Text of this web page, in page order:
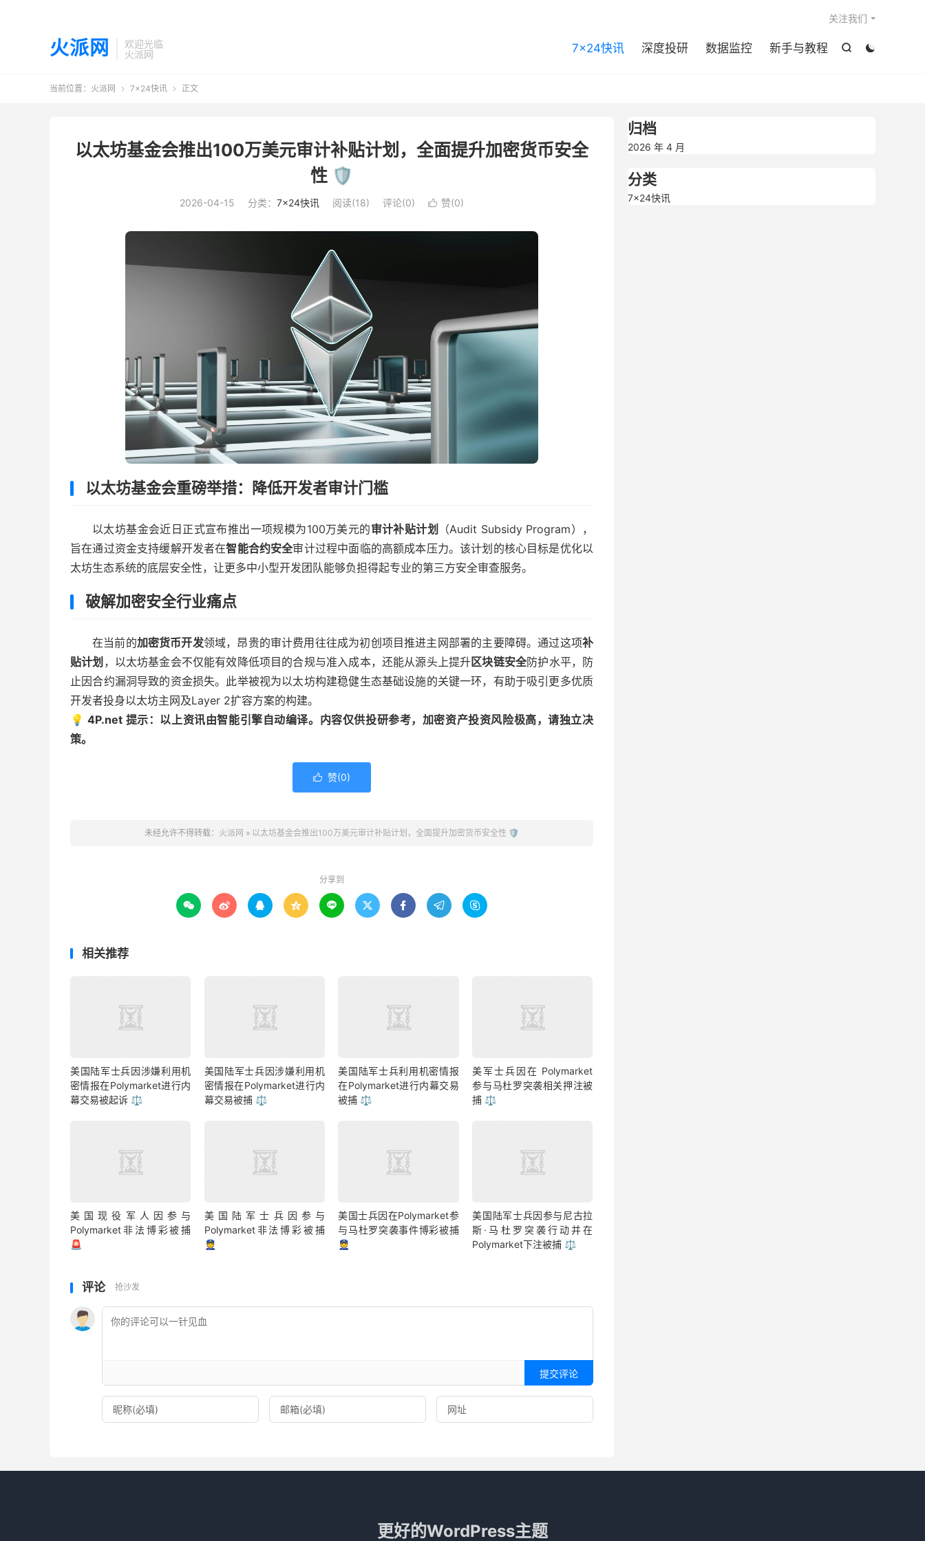
火派网
欢迎光临
火派网


7×24快讯 深度投研 数据监控 新手与教程
关注我们
当前位置： 火派网  7×24快讯  正文
以太坊基金会推出100万美元审计补贴计划，全面提升加密货币安全
性 🛡️
2026-04-15 分类： 7×24快讯 阅读(18) 评论(0)  赞(0)
以太坊基金会重磅举措：降低开发者审计门槛
以太坊基金会近日正式宣布推出一项规模为100万美元的审计补贴计划
（Audit Subsidy Program），
旨在通过资金支持缓解开发者在智能合约安全审计过程中面临的高额成本压力。该计划的核心目标是优化以
太坊生态系统的底层安全性，让更多中小型开发团队能够负担得起专业的第三方安全审查服务。
破解加密安全行业痛点
在当前的加密货币开发领域，昂贵的审计费用往往成为初创项目推进主网部署的主要障碍。通过这项补
贴计划 ，以太坊基金会不仅能有效降低项目的合规与准入成本，还能从源头上提升区块链安全防护水平，防
止因合约漏洞导致的资金损失。此举被视为以太坊构建稳健生态基础设施的关键一环，有助于吸引更多优质
开发者投身以太坊主网及Layer 2扩容方案的构建。
💡 4P.net 提示：以上资讯由智能引擎自动编译。内容仅供投研参考，加密资产投资风险极高，请独立决
策。
 赞(0)
未经允许不得转载： 火派网 » 以太坊基金会推出100万美元审计补贴计划，全面提升加密货币安全性 🛡️
分享到
        
相关推荐
美国陆军士兵因涉嫌利用机
密情报在Polymarket进行内
幕交易被起诉 ⚖️
美国陆军士兵因涉嫌利用机
密情报在Polymarket进行内
幕交易被捕 ⚖️
美国陆军士兵利用机密情报
在Polymarket进行内幕交易
被捕 ⚖️
美军士兵因在 Polymarket
参与马杜罗突袭相关押注被
捕 ⚖️
美国现役军人因参与
Polymarket非法博彩被捕
🚨
美国陆军士兵因参与
Polymarket非法博彩被捕
👮
美国士兵因在Polymarket参
与马杜罗突袭事件博彩被捕
👮
美国陆军士兵因参与尼古拉
斯·马杜罗突袭行动并在
Polymarket下注被捕 ⚖️
评论 抢沙发
提交评论
归档
2026 年 4 月
分类
7×24快讯
更好的WordPress主题